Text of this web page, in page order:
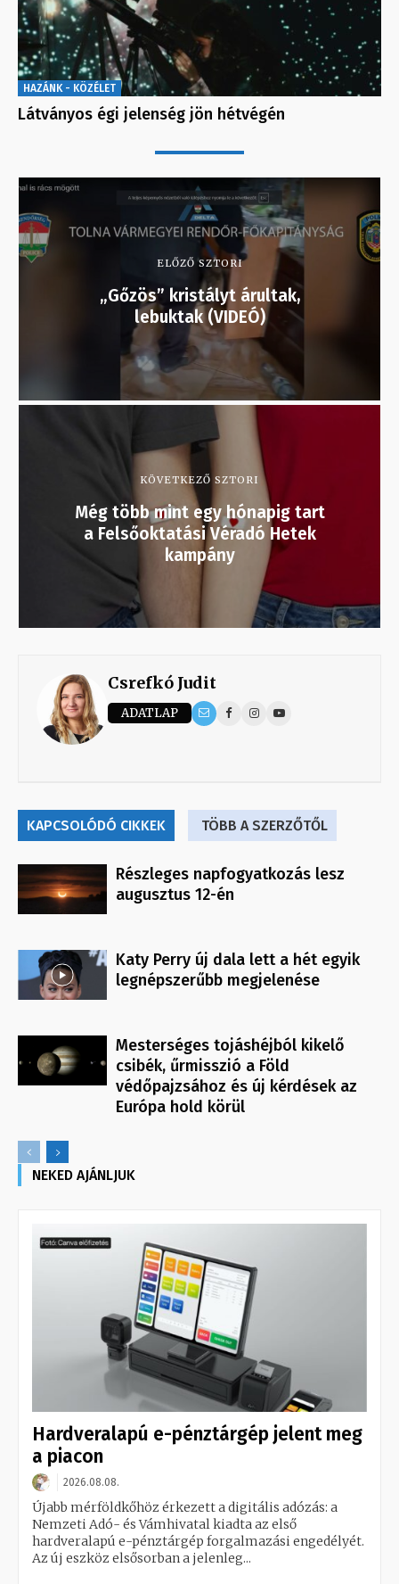
HAZÁNK - KÖZÉLET
Látványos égi jelenség jön hétvégén
ELŐZŐ SZTORI
„Gőzös” kristályt árultak,
lebuktak (VIDEÓ)
KÖVETKEZŐ SZTORI
Még több mint egy hónapig tart
a Felsőoktatási Véradó Hetek
kampány
Csrefkó Judit
ADATLAP
KAPCSOLÓDÓ CIKKEK TÖBB A SZERZŐTŐL
Részleges napfogyatkozás lesz
augusztus 12-én
Katy Perry új dala lett a hét egyik
legnépszerűbb megjelenése
Mesterséges tojáshéjból kikelő
csibék, űrmisszió a Föld
védőpajzsához és új kérdések az
Európa hold körül
NEKED AJÁNLJUK
Hardveralapú e-pénztárgép jelent meg
a piacon
2026.08.08.
Újabb mérföldkőhöz érkezett a digitális adózás: a
Nemzeti Adó- és Vámhivatal kiadta az első
hardveralapú e-pénztárgép forgalmazási engedélyét.
Az új eszköz elsősorban a jelenleg...